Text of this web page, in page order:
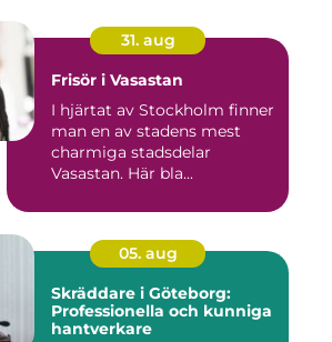
31. aug
Frisör i Vasastan
I hjärtat av Stockholm finner
man en av stadens mest
charmiga stadsdelar
Vasastan. Här bla...
05. aug
Skräddare i Göteborg:
Professionella och kunniga
hantverkare